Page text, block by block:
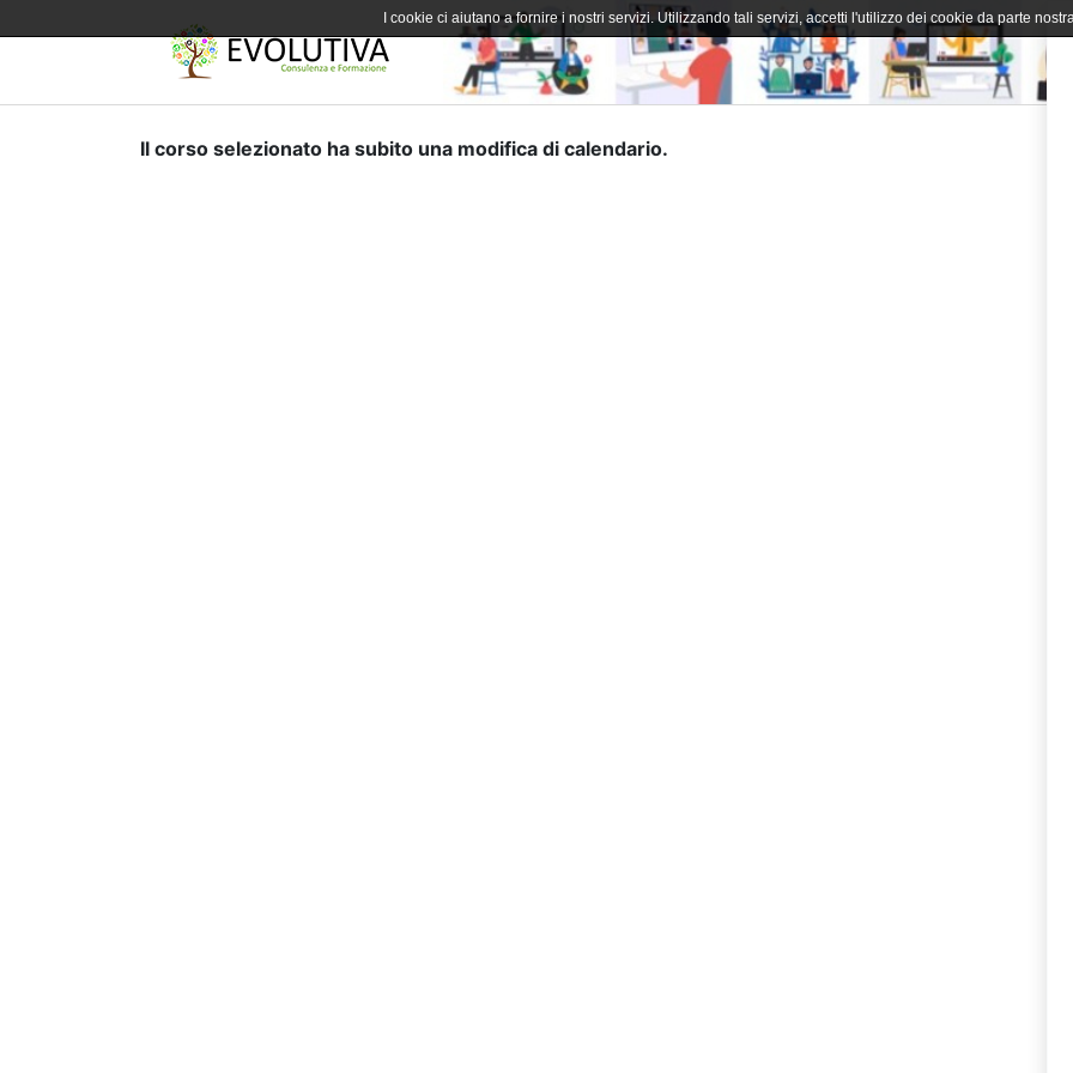
Il corso selezionato ha subito una modifica di calendario.
I cookie ci aiutano a fornire i nostri servizi. Utilizzando tali servizi, accetti l'utilizzo dei cookie da parte